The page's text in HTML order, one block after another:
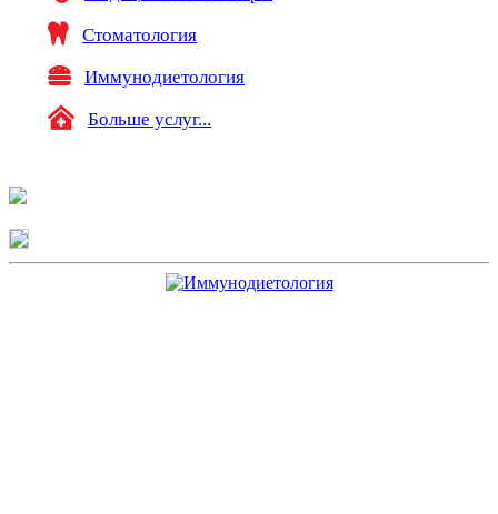
Стоматология
Иммунодиетология
Больше услуг...